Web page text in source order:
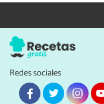
Redes sociales